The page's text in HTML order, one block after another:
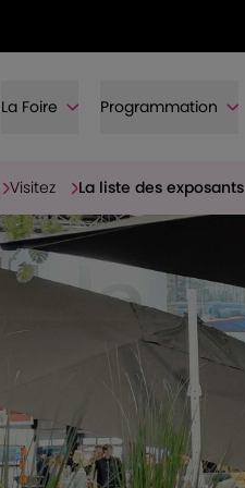
La Foire Programmation
Visitez La liste des exposants